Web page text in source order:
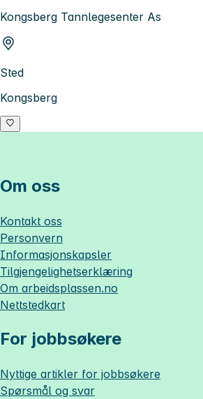
Kongsberg Tannlegesenter As
Sted
Kongsberg
Om oss
Kontakt oss
Personvern
Informasjonskapsler
Tilgjengelighetserklæring
Om arbeidsplassen.no
Nettstedkart
For jobbsøkere
Nyttige artikler for jobbsøkere
Spørsmål og svar